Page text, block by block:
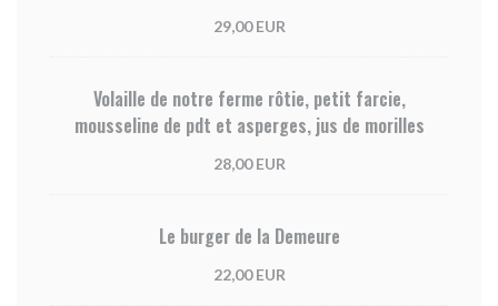
29,00 EUR
Volaille de notre ferme rôtie, petit farcie,
mousseline de pdt et asperges, jus de morilles
28,00 EUR
Le burger de la Demeure
22,00 EUR